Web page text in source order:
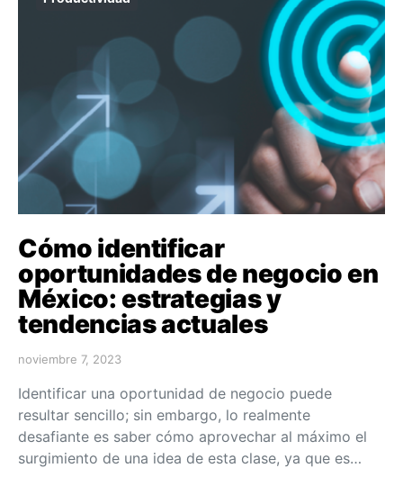
Cómo identificar
oportunidades de negocio en
México: estrategias y
tendencias actuales
noviembre 7, 2023
Identificar una oportunidad de negocio puede
resultar sencillo; sin embargo, lo realmente
desafiante es saber cómo aprovechar al máximo el
surgimiento de una idea de esta clase, ya que es…